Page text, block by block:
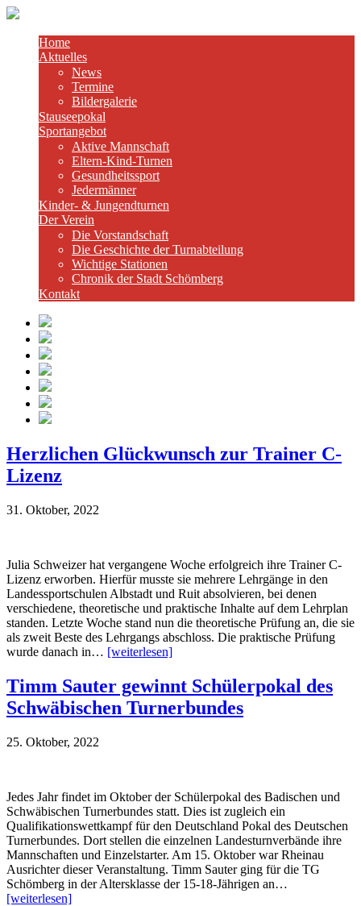
Home
Aktuelles
News
Termine
Bildergalerie
Stauseepokal
Sportangebot
Aktive Mannschaft
Eltern-Kind-Turnen
Gesundheitssport
Jedermänner
Kinder- & Jungendturnen
Der Verein
Die Vorstandschaft
Die Geschichte der Turnabteilung
Wichtige Stationen
Chronik der Stadt Schömberg
Kontakt
Herzlichen Glückwunsch zur Trainer C-
Lizenz
31. Oktober, 2022
Julia Schweizer hat vergangene Woche erfolgreich ihre Trainer C-
Lizenz erworben. Hierfür musste sie mehrere Lehrgänge in den
Landessportschulen Albstadt und Ruit absolvieren, bei denen
verschiedene, theoretische und praktische Inhalte auf dem Lehrplan
standen. Letzte Woche stand nun die theoretische Prüfung an, die sie
als zweit Beste des Lehrgangs abschloss. Die praktische Prüfung
wurde danach in… [weiterlesen]
Timm Sauter gewinnt Schülerpokal des
Schwäbischen Turnerbundes
25. Oktober, 2022
Jedes Jahr findet im Oktober der Schülerpokal des Badischen und
Schwäbischen Turnerbundes statt. Dies ist zugleich ein
Qualifikationswettkampf für den Deutschland Pokal des Deutschen
Turnerbundes. Dort stellen die einzelnen Landesturnverbände ihre
Mannschaften und Einzelstarter. Am 15. Oktober war Rheinau
Ausrichter dieser Veranstaltung. Timm Sauter ging für die TG
Schömberg in der Altersklasse der 15-18-Jährigen an…
[weiterlesen]